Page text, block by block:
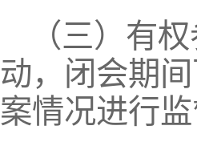
（三）有
动，闭会期
案情况进行监